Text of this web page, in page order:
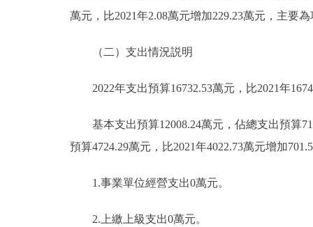
萬元，比2021年2.08萬元增加229.23萬元，主要
（二）支出情況説明
2022年支出預算16732.53萬元，比2021年
基本支出預算12008.24萬元，佔總支出預算
預算4724.29萬元，比2021年4022.73萬元增加
1.事業單位經營支出0萬元。
2.上繳上級支出0萬元。